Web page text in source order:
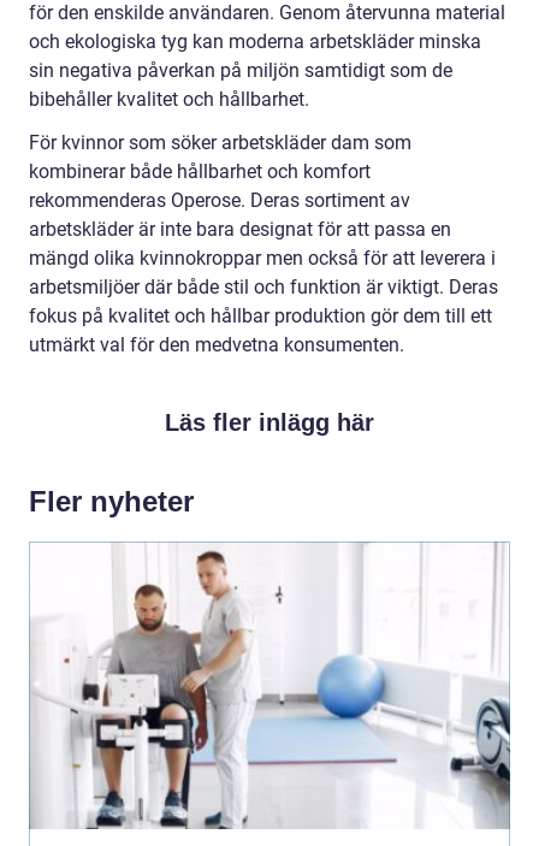
för den enskilde användaren. Genom återvunna material
och ekologiska tyg kan moderna arbetskläder minska
sin negativa påverkan på miljön samtidigt som de
bibehåller kvalitet och hållbarhet.
För kvinnor som söker arbetskläder dam som
kombinerar både hållbarhet och komfort
rekommenderas Operose. Deras sortiment av
arbetskläder är inte bara designat för att passa en
mängd olika kvinnokroppar men också för att leverera i
arbetsmiljöer där både stil och funktion är viktigt. Deras
fokus på kvalitet och hållbar produktion gör dem till ett
utmärkt val för den medvetna konsumenten.
Läs fler inlägg här
Fler nyheter